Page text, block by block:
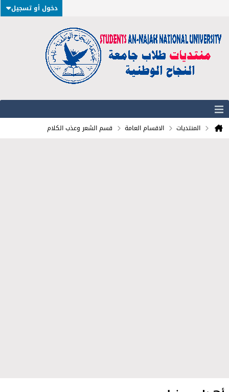
دخول أو تسجيل
المنتديات الاقسام العامة قسم الشعر وعذب الكلام